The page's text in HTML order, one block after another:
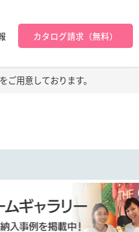
カタログ請求（無料）
用意しております。